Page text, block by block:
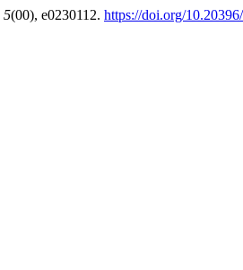
5(00), e0230112. https://doi.org/